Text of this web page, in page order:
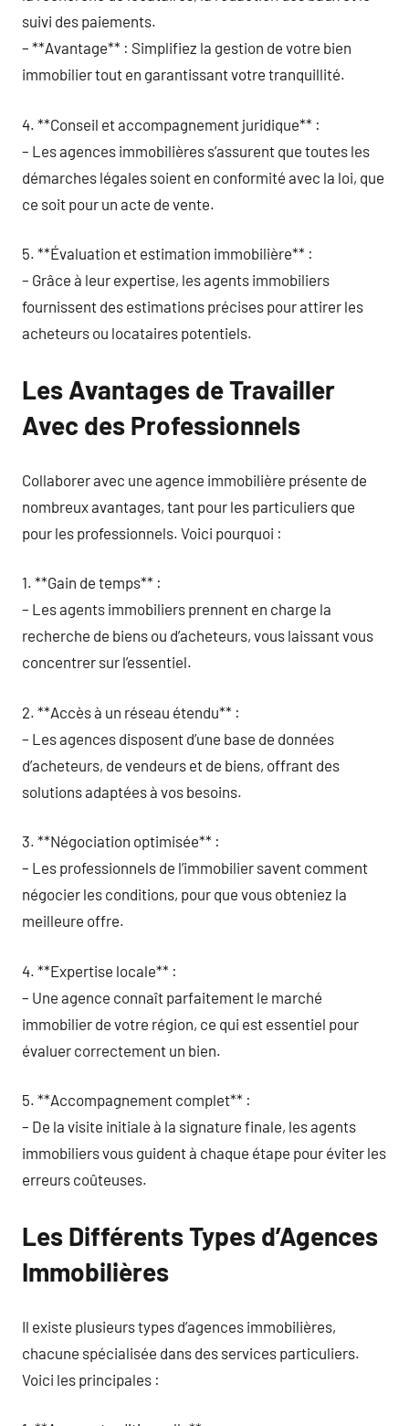
suivi des paiements.
– **Avantage** : Simplifiez la gestion de votre bien
immobilier tout en garantissant votre tranquillité.
4. **Conseil et accompagnement juridique** :
– Les agences immobilières s’assurent que toutes les
démarches légales soient en conformité avec la loi, que
ce soit pour un acte de vente.
5. **Évaluation et estimation immobilière** :
– Grâce à leur expertise, les agents immobiliers
fournissent des estimations précises pour attirer les
acheteurs ou locataires potentiels.
Les Avantages de Travailler
Avec des Professionnels
Collaborer avec une agence immobilière présente de
nombreux avantages, tant pour les particuliers que
pour les professionnels. Voici pourquoi :
1. **Gain de temps** :
– Les agents immobiliers prennent en charge la
recherche de biens ou d’acheteurs, vous laissant vous
concentrer sur l’essentiel.
2. **Accès à un réseau étendu** :
– Les agences disposent d’une base de données
d’acheteurs, de vendeurs et de biens, offrant des
solutions adaptées à vos besoins.
3. **Négociation optimisée** :
– Les professionnels de l’immobilier savent comment
négocier les conditions, pour que vous obteniez la
meilleure offre.
4. **Expertise locale** :
– Une agence connaît parfaitement le marché
immobilier de votre région, ce qui est essentiel pour
évaluer correctement un bien.
5. **Accompagnement complet** :
– De la visite initiale à la signature finale, les agents
immobiliers vous guident à chaque étape pour éviter les
erreurs coûteuses.
Les Différents Types d’Agences
Immobilières
Il existe plusieurs types d’agences immobilières,
chacune spécialisée dans des services particuliers.
Voici les principales :